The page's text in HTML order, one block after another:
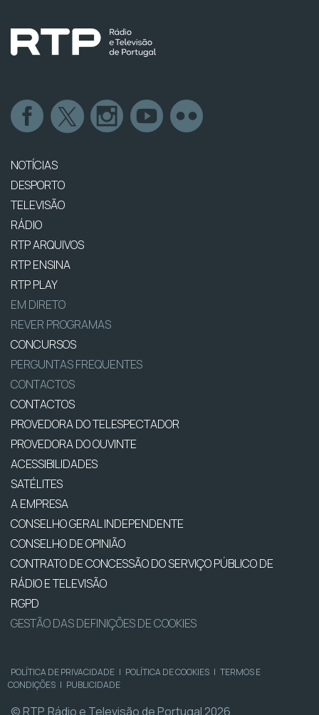
NOTÍCIAS
DESPORTO
TELEVISÃO
RÁDIO
RTP ARQUIVOS
RTP ENSINA
RTP PLAY
EM DIRETO
REVER PROGRAMAS
CONCURSOS
PERGUNTAS FREQUENTES
CONTACTOS
CONTACTOS
PROVEDORA DO TELESPECTADOR
PROVEDORA DO OUVINTE
ACESSIBILIDADES
SATÉLITES
A EMPRESA
CONSELHO GERAL INDEPENDENTE
CONSELHO DE OPINIÃO
CONTRATO DE CONCESSÃO DO SERVIÇO PÚBLICO DE
RÁDIO E TELEVISÃO
RGPD
GESTÃO DAS DEFINIÇÕES DE COOKIES
POLÍTICA DE PRIVACIDADE | POLÍTICA DE COOKIES | TERMOS E
CONDIÇÕES | PUBLICIDADE
© RTP, Rádio e Televisão de Portugal 2026